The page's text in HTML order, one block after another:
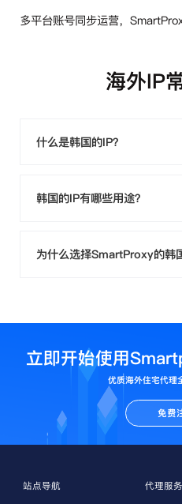
海外IP
什么是韩国的IP？
韩国的IP有哪些用途？
为什么选择SmartProxy的韩
立即开始使用
优质海外住宅代理
免费
站点导航 代理服